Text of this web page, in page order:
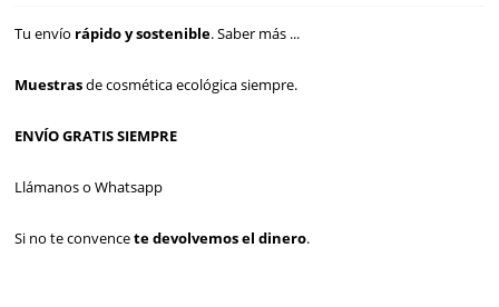
Tu envío rápido y sostenible.Saber más ...
Muestrasde cosmética ecológica siempre.
ENVÍO GRATIS SIEMPRE
Llámanos o Whatsapp
Si no te convencete devolvemos el dinero.